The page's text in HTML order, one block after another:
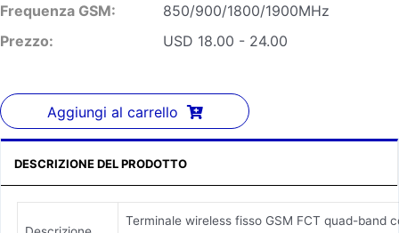
Frequenza GSM:
850/900/1800/1900MHz
Prezzo:
USD 18.00 - 24.00
Aggiungi al carrello
DESCRIZIONE DEL PRODOTTO
Terminale wireless fisso GSM FCT quad-band